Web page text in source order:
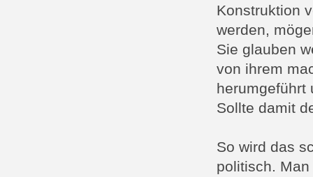
Konstruktion
werden,
Sie glauben
von ihrem
herumgeführt
Sollte damit
So wird das
politisch.